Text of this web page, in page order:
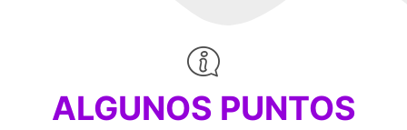
ALGUNOS PUNTOS